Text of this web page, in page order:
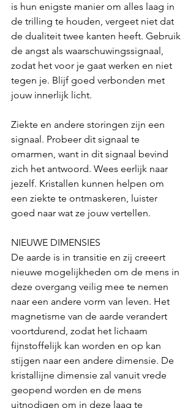
is hun enigste manier om alles laag in
de trilling te houden, vergeet niet dat
de dualiteit twee kanten heeft. Gebruik
de angst als waarschuwingssignaal,
zodat het voor je gaat werken en niet
tegen je. Blijf goed verbonden met
jouw innerlijk licht.
Ziekte en andere storingen zijn een
signaal. Probeer dit signaal te
omarmen, want in dit signaal bevind
zich het antwoord. Wees eerlijk naar
jezelf. Kristallen kunnen helpen om
een ziekte te ontmaskeren, luister
goed naar wat ze jouw vertellen.
NIEUWE DIMENSIES
De aarde is in transitie en zij creeert
nieuwe mogelijkheden om de mens in
deze overgang veilig mee te nemen
naar een andere vorm van leven. Het
magnetisme van de aarde verandert
voortdurend, zodat het lichaam
fijnstoffelijk kan worden en op kan
stijgen naar een andere dimensie. De
kristallijne dimensie zal vanuit vrede
geopend worden en de mens
uitnodigen om in deze laag te